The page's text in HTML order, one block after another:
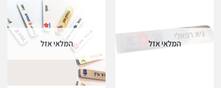
המלאי אזל המלאי אזל